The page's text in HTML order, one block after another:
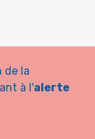
de la
à l'alerte